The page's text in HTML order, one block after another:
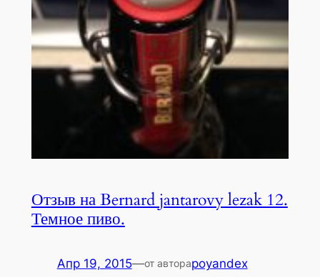
Отзыв на Bernard jantarovy lezak 12.
Темное пиво.
Апр 19, 2015—от автораpoyandex